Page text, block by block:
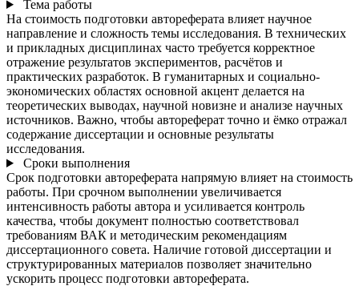
Тема работы
На стоимость подготовки автореферата влияет научное
направление и сложность темы исследования. В технических
и прикладных дисциплинах часто требуется корректное
отражение результатов экспериментов, расчётов и
практических разработок. В гуманитарных и социально-
экономических областях основной акцент делается на
теоретических выводах, научной новизне и анализе научных
источников. Важно, чтобы автореферат точно и ёмко отражал
содержание диссертации и основные результаты
исследования.
Сроки выполнения
Срок подготовки автореферата напрямую влияет на стоимость
работы. При срочном выполнении увеличивается
интенсивность работы автора и усиливается контроль
качества, чтобы документ полностью соответствовал
требованиям ВАК и методическим рекомендациям
диссертационного совета. Наличие готовой диссертации и
структурированных материалов позволяет значительно
ускорить процесс подготовки автореферата.